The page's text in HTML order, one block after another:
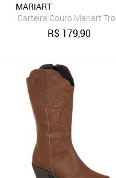
MARIART
Carteira Couro Mariart
R$ 179,90